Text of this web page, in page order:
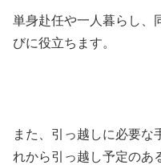
単身赴任や一人暮らし、
びに役立ちます。
また、引っ越しに必要な
れから引っ越し予定のあ